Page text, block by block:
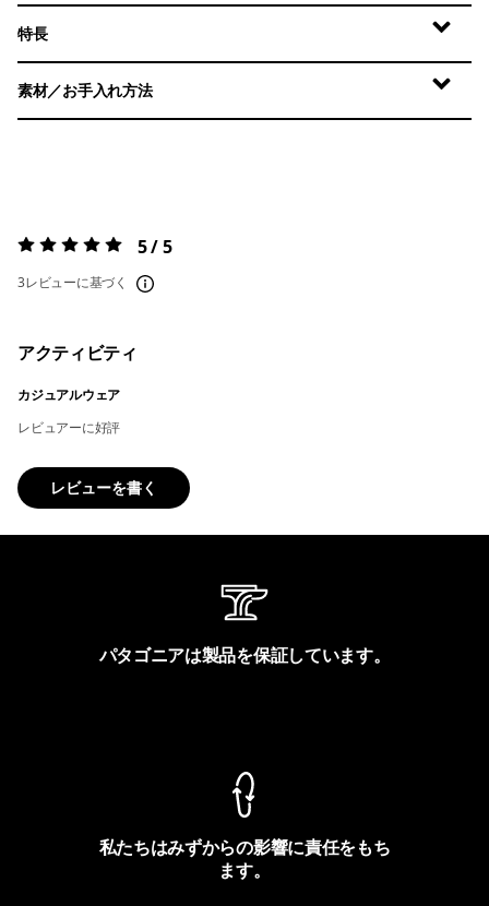
特長
素材／お手入れ方法
評価:5 / 5 5 / 5
3レビューに基づく
アクティビティ
カジュアルウェア
レビュアーに好評
レビューを書く
パタゴニアは製品を保証しています。
私たちはみずからの影響に責任をもち
ます。